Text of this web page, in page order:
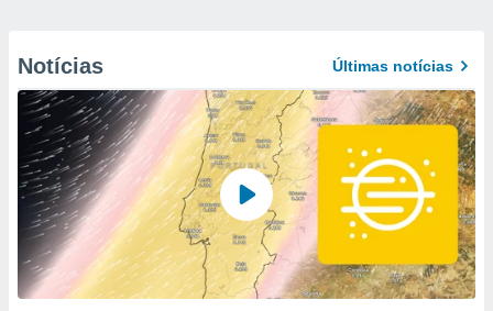
Notícias Últimas notícias